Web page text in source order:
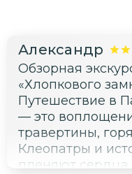
Александр
Обзорная
«Хлопкового
Путешествие в
— это
травертины,
Клеопатры и
пленяют сердца.